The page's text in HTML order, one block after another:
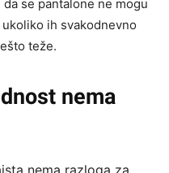
se pantalone ne mogu
ih svakodnevno
teže.
nema
nema razloga za